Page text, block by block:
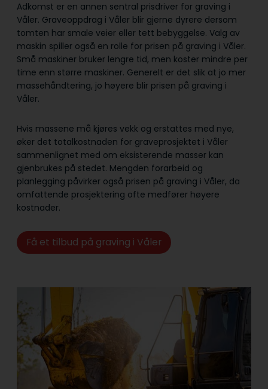
Adkomst er en annen sentral prisdriver for graving i
Våler. Graveoppdrag i Våler blir gjerne dyrere dersom
tomten har smale veier eller tett bebyggelse. Valg av
maskin spiller også en rolle for prisen på graving i Våler.
Små maskiner bruker lengre tid, men koster mindre per
time enn større maskiner. Generelt er det slik at jo mer
massehåndtering, jo høyere blir prisen på graving i
Våler.
Hvis massene må kjøres vekk og erstattes med nye,
øker det totalkostnaden for graveprosjektet i Våler
sammenlignet med om eksisterende masser kan
gjenbrukes på stedet. Mengden forarbeid og
planlegging påvirker også prisen på graving i Våler, da
omfattende prosjektering ofte medfører høyere
kostnader.
Få et tilbud på graving i Våler